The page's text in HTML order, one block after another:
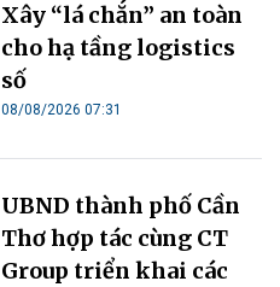
Xây “lá chắn” an toàn
cho hạ tầng logistics
số
08/08/2026 07:31
UBND thành phố Cần
Thơ hợp tác cùng CT
Group triển khai các